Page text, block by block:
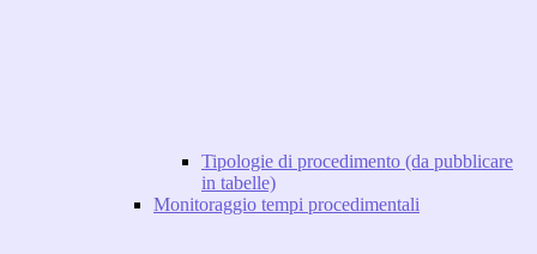
Tipologie di procedimento (da pubblicare
in tabelle)
Monitoraggio tempi procedimentali